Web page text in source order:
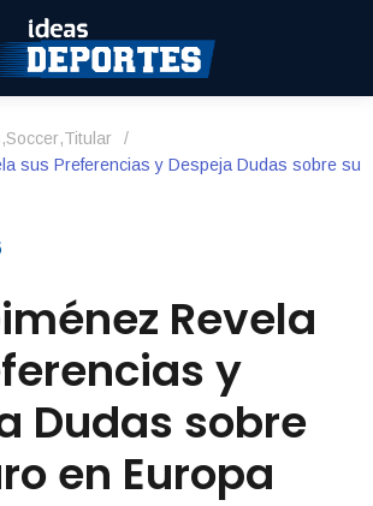
,Soccer,Titular
/
sus Preferencias y Despeja Dudas sobre su
Revela
y
Dudas sobre
en Europa